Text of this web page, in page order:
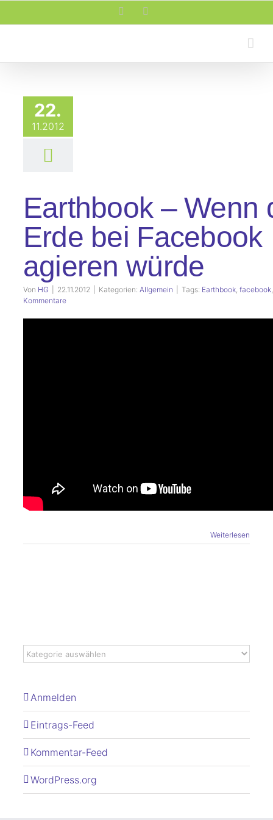
Inhalt
Facebook
22.
11.2012
Earthbook – Wenn
Erde bei Facebook
agieren würde
Von HG 22.11.2012 Kategorien: Allgemein Tags: Earthbook, facebook
Kommentare
Weiterlesen
Anmelden
Eintrags-Feed
Kommentar-Feed
WordPress.org